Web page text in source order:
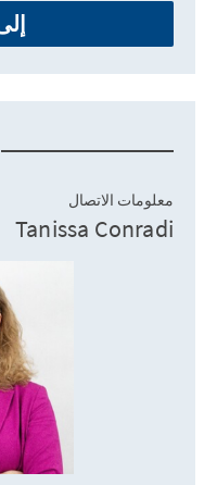
معلومات الاتصال
Tanissa Conradi